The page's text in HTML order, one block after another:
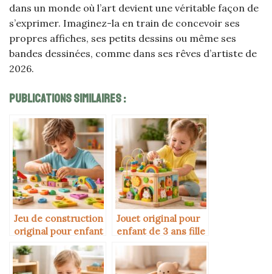
dans un monde où l’art devient une véritable façon de
s’exprimer. Imaginez-la en train de concevoir ses
propres affiches, ses petits dessins ou même ses
bandes dessinées, comme dans ses rêves d’artiste de
2026.
Publications Similaires :
Jeu de construction
original pour enfant
de 8 ans
Jouet original pour
enfant de 3 ans fille